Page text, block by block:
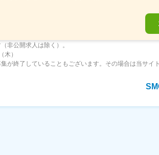
非公開求人は除く）。
）
が終了していることもございます。その場合は当サイ